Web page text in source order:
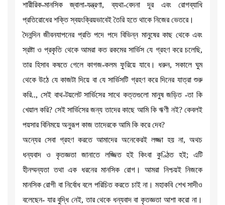
শারীরিক-মানসিক জ্বালা-যন্ত্রণা, ব্যথা-বেদনা দূর এবং রোগব্যাধি
প্রতিরোধের শক্তি স্বয়ংক্রিয়ভাবেই তৈরি হতে থাকে নিজের ভেতরে।
দৈনন্দিন জীবনযাপনের প্রতি পদে পদে বিভিন্ন মানুষের কাছ থেকে এবং
স্রষ্টা ও প্রকৃতি থেকে আমরা কত রকমের সার্ভিস যে গ্রহণ করে চলেছি,
তার হিসাব কষতে গেলে কাগজ-কলম ফুরিয়ে যাবে। ধরুন, সকালে ঘুম
থেকে উঠে যে কাজটা দিয়ে বা যে সার্ভিসটি গ্রহণ করে দিনের যাত্রা শুরু
করি.., সেই বাথ-টয়লেট সার্ভিসের সাথে কত্তগুলো মানুষ জড়িত -তা কি
খেয়াল করি? সেই সার্ভিসের জন্য তাদের কাছে আমি কি ঋণী নই? কেবলই
পয়সার বিনিময়ে অনুরূপ কাজ তাদেরকে আমি কি করে দেব?
অন্যের সেবা গ্রহণ করতে আমাদের অনেকেরই লজ্জা হয় না, অথচ
ধন্যবাদ ও কৃতজ্ঞতা জানাতে লজ্জিত হই কিংবা কুণ্ঠিত হই; এটি
হীনম্মন্যতা তথা এক ধরনের মানসিক রোগ। আমরা নিশ্চয়ই নিজকে
মানসিক রোগী বা নির্বোধ বলে পরিচিত করতে চাই না। মহাকবি শেখ সাদীও
বলেছেন- যার বুদ্ধি নেই, তার থেকে ধন্যবাদ বা কৃতজ্ঞতা আশা করো না।